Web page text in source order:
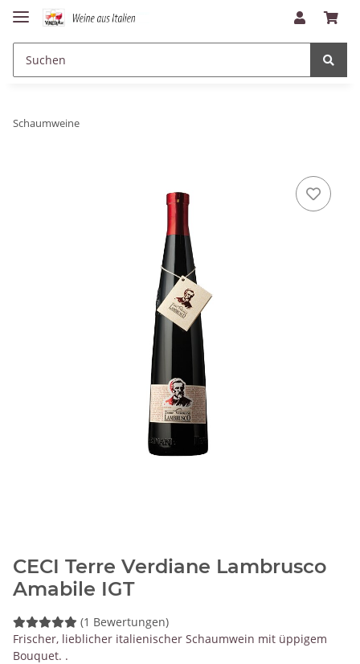
Schaumweine
CECI Terre Verdiane Lambrusco
Amabile IGT
(1 Bewertungen)
Frischer, lieblicher italienischer Schaumwein mit üppigem
Bouquet. .